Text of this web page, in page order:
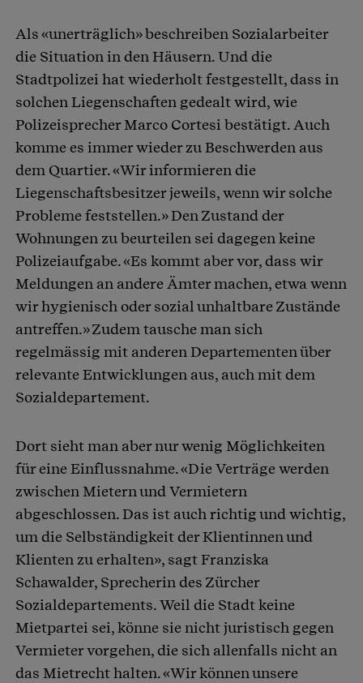
Als «unerträglich» beschreiben Sozialarbeiter
die Situation in den Häusern. Und die
Stadtpolizei hat wiederholt festgestellt, dass in
solchen Liegenschaften gedealt wird, wie
Polizeisprecher Marco Cortesi bestätigt. Auch
komme es immer wieder zu Beschwerden aus
dem Quartier. «Wir informieren die
Liegenschaftsbesitzer jeweils, wenn wir solche
Probleme feststellen.» Den Zustand der
Wohnungen zu beurteilen sei dagegen keine
Polizeiaufgabe. «Es kommt aber vor, dass wir
Meldungen an andere Ämter machen, etwa wenn
wir hygienisch oder sozial unhaltbare Zustände
antreffen.» Zudem tausche man sich
regelmässig mit anderen Departementen über
relevante Entwicklungen aus, auch mit dem
Sozialdepartement.
Dort sieht man aber nur wenig Möglichkeiten
für eine Einflussnahme. «Die Verträge werden
zwischen Mietern und Vermietern
abgeschlossen. Das ist auch richtig und wichtig,
um die Selbständigkeit der Klientinnen und
Klienten zu erhalten», sagt Franziska
Schawalder, Sprecherin des Zürcher
Sozialdepartements. Weil die Stadt keine
Mietpartei sei, könne sie nicht juristisch gegen
Vermieter vorgehen, die sich allenfalls nicht an
das Mietrecht halten. «Wir können unsere